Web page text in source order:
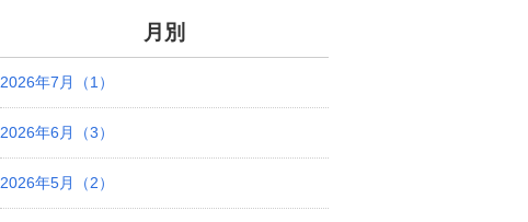
月別
2026年7月（1）
2026年6月（3）
2026年5月（2）